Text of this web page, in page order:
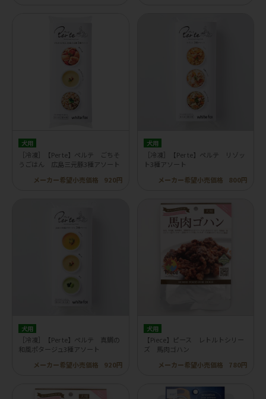
犬用
［冷凍］【Per te】ペルテ ごちそ
うごはん 広島三元豚3種アソート
メーカー希望小売価格
920円
犬用
［冷凍］【Per te】ペルテ リゾッ
ト3種アソート
メーカー希望小売価格
800円
犬用
［冷凍］【Per te】ペルテ 真鯛の
和風ポタージュ3種アソート
メーカー希望小売価格
920円
犬用
【Piece】ピース レトルトシリー
ズ 馬肉ゴハン
メーカー希望小売価格
780円